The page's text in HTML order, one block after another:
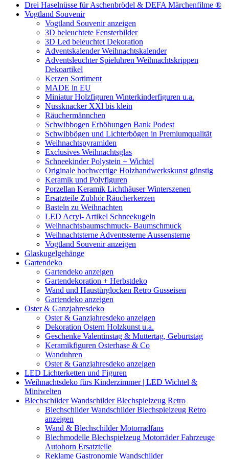
Drei Haselnüsse für Aschenbrödel & DEFA Märchenfilme ®
Vogtland Souvenir
Vogtland Souvenir anzeigen
3D beleuchtete Fensterbilder
3D Led beleuchtet Dekoration
Adventskalender Weihnachtskalender
Adventsleuchter Spieluhren Weihnachtskrippen
Dekoartikel
Kerzen Sortiment
MADE in EU
Miniatur Holzfiguren Winterkinderfiguren u.a.
Nussknacker XXl bis klein
Räuchermännchen
Schwibbogen Erhöhungen Bank Podest
Schwibbögen und Lichterbögen in Premiumqualität
Weihnachtspyramiden
Exclusives Weihnachtsglas
Schneekinder Polystein + Wichtel
Originale hochwertige Holzhandwerkskunst günstig
Keramik und Polyfiguren
Porzellan Keramik Lichthäuser Winterszenen
Ersatzteile Zubhör Räucherkerzen
Basteln zu Weihnachten
LED Acryl- Artikel Schneekugeln
Weihnachtsbaumschmuck- Baumschmuck
Weihnachtsterne Adventssterne Aussensterne
Vogtland Souvenir anzeigen
Glaskugelgehänge
Gartendeko
Gartendeko anzeigen
Gartendekoration + Herbstdeko
Wand und Haustürglocken Retro Gusseisen
Gartendeko anzeigen
Oster & Ganzjahresdeko
Oster & Ganzjahresdeko anzeigen
Dekoration Ostern Holzkunst u.a.
Geschenke Valentinstag & Muttertag, Geburtstag
Keramikfiguren Osterhase & Co
Wanduhren
Oster & Ganzjahresdeko anzeigen
LED Lichterketten und Figuren
Weihnachtsdeko fürs Kinderzimmer | LED Wichtel &
Miniwelten
Blechschilder Wandschilder Blechspielzeug Retro
Blechschilder Wandschilder Blechspielzeug Retro
anzeigen
Wand & Blechschilder Motorradfans
Blechmodelle Blechspielzeug Motorräder Fahrzeuge
Autohorn Ersatzteile
Reklame Gastronomie Wandschilder